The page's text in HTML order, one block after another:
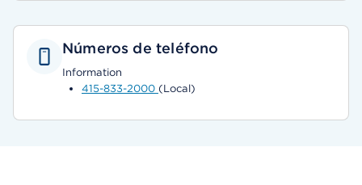
Números de teléfono
Information
415-833-2000 (Local)